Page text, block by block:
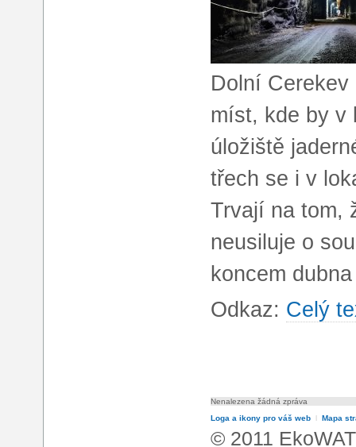
Dolní
míst, kde by v
úložiště
třech se i v
Trvají na tom,
neusiluje o
koncem
Odkaz: Celý
Nenalezena žádná zpráva
Loga a ikony pro váš web l Mapa
© 2011